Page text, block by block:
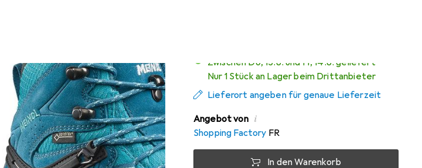
Zwischen Do, 13.8. und Fr, 14.8. geliefert
Nur 1 Stück an Lager beim Drittanbieter
Lieferort angeben für genaue Lieferzeit
Angebot von i
Shopping Factory FR
In den Warenkorb